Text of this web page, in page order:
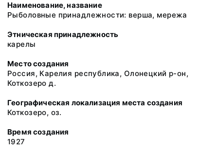
Наименование, название
Рыболовные принадлежности: верша, мережа
Этническая принадлежность
карелы
Место создания
Россия, Карелия республика, Олонецкий р-он,
Коткозеро д.
Географическая локализация места создания
Коткозеро, оз.
Время создания
1927